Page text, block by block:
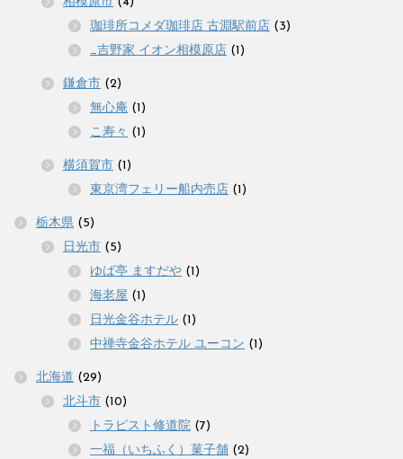
珈琲所コメダ珈琲店 古淵駅前店 (3)
_吉野家 イオン相模原店 (1)
鎌倉市 (2)
無心庵 (1)
こ寿々 (1)
横須賀市 (1)
東京湾フェリー船内売店 (1)
栃木県 (5)
日光市 (5)
ゆば亭 ますだや (1)
海老屋 (1)
日光金谷ホテル (1)
中禅寺金谷ホテル ユーコン (1)
北海道 (29)
北斗市 (10)
トラピスト修道院 (7)
一福（いちふく）菓子舗 (2)